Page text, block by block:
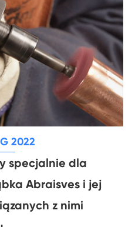
2022
specjalnie dla
Abraisves i jej
z nimi